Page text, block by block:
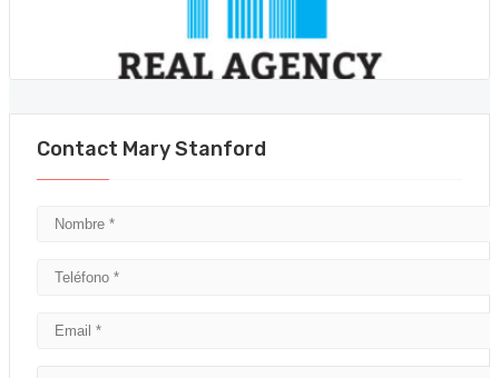
Contact Mary Stanford